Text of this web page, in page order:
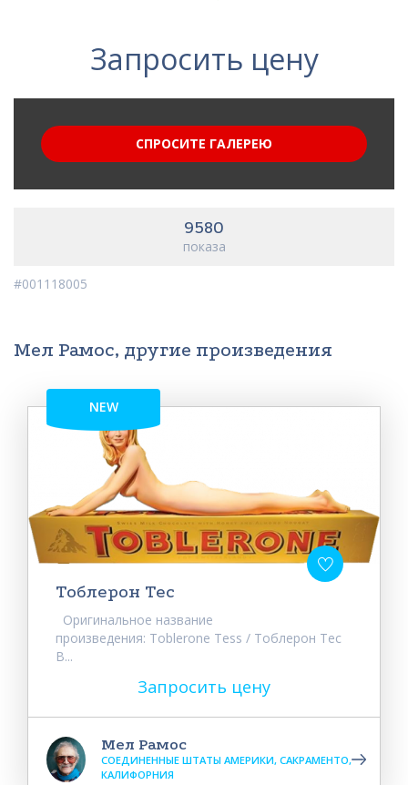
Запросить цену
СПРОСИТЕ ГАЛЕРЕЮ
9580
показа
#001118005
Мел Рамос, другие произведения
NEW
Тоблерон Тес
Оригинальное название
произведения: Toblerone Tess / Тоблерон Тес
В...
Запросить цену
Мел Рамос
СОЕДИНЕННЫЕ ШТАТЫ АМЕРИКИ, САКРАМЕНТО,
КАЛИФОРНИЯ